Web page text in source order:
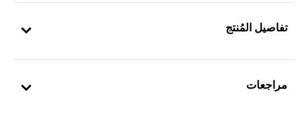
تفاصيل المُنتج
مراجعات